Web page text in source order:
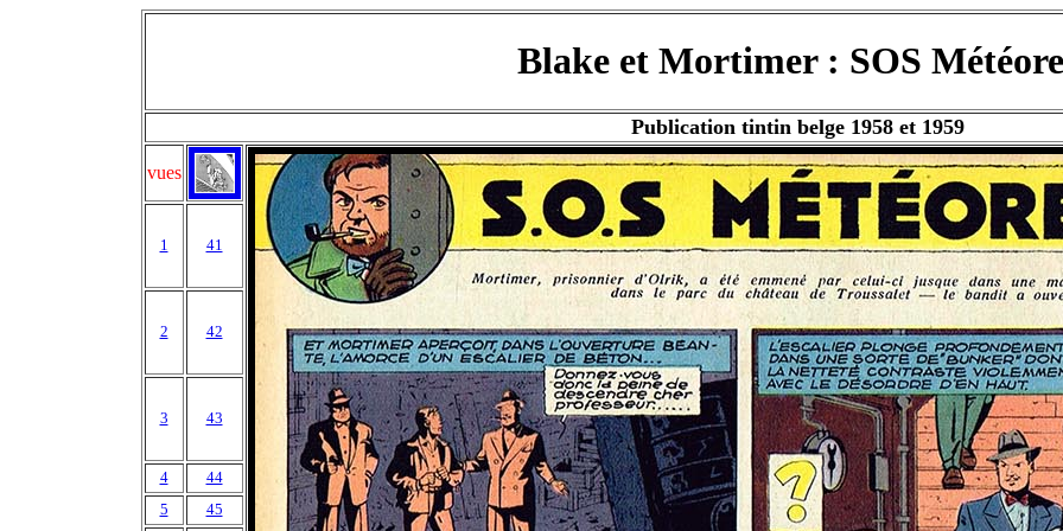
Blake et Mortimer : SOS
Publication tintin belge 1958 et 1959
vues
1 41
2 42
3 43
4
44
5
45